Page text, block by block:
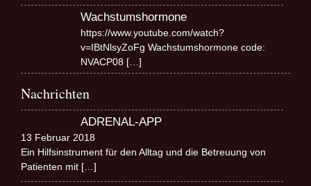
Wachstumshormone
https://www.youtube.com/watch?
v=IBtNlsyZoFg Wachstumshormone code:
NVACP08 […]
Nachrichten
ADRENAL-APP
13 Februar 2018
Ein Hilfsinstrument für den Alltag und die Betreuung von
Patienten mit […]